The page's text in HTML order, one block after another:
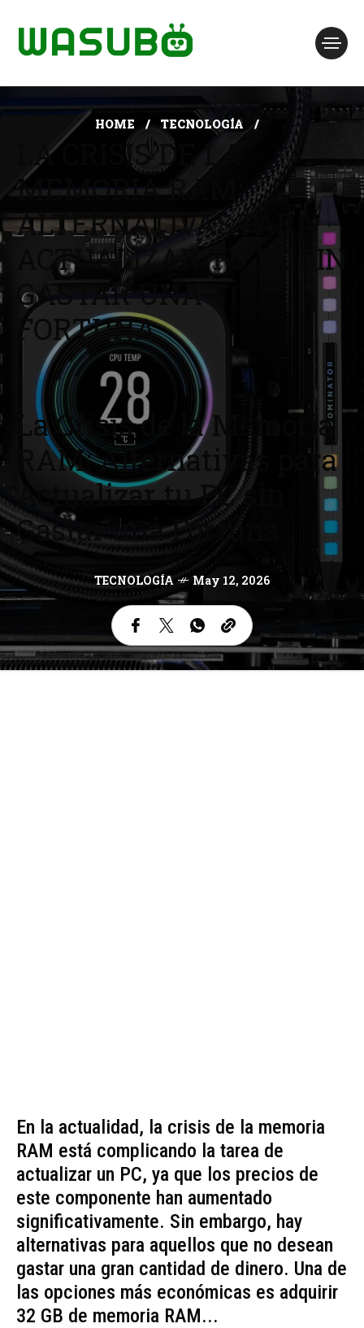
HOME TECNOLOGÍA
LA CRISIS DE LA
MEMORIA RAM:
ALTERNATIVAS PARA
ACTUALIZAR TU PC SIN
GASTAR UNA
FORTUNA
La Crisis de la Memoria
RAM: Alternativas para
Actualizar tu PC sin
Gastar una Fortuna
TECNOLOGÍA May 12, 2026
En la actualidad, la crisis de la memoria
RAM está complicando la tarea de
actualizar un PC, ya que los precios de
este componente han aumentado
significativamente. Sin embargo, hay
alternativas para aquellos que no desean
gastar una gran cantidad de dinero. Una de
las opciones más económicas es adquirir
32 GB de memoria RAM...